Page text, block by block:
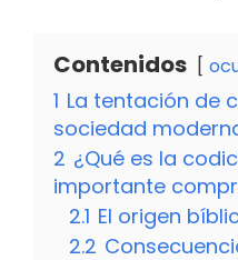
Contenidos
1 La tentación de
sociedad
2 ¿Qué es la
importante
2.1 El origen
2.2